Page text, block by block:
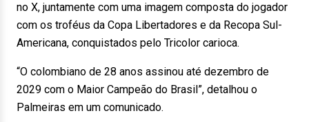
no X, juntamente com uma imagem composta do jogador
com os troféus da Copa Libertadores e da Recopa Sul-
Americana, conquistados pelo Tricolor carioca.
“O colombiano de 28 anos assinou até dezembro de
2029 com o Maior Campeão do Brasil”, detalhou o
Palmeiras em um comunicado.